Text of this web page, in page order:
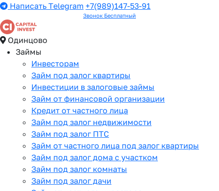
Написать Telegram +7(989)147-53-91
Звонок Бесплатный
Одинцово
Займы
Инвесторам
Займ под залог квартиры
Инвестиции в залоговые займы
Займ от финансовой организации
Кредит от частного лица
Займ под залог недвижимости
Займ под залог ПТС
Займ от частного лица под залог квартиры
Займ под залог дома с участком
Займ под залог комнаты
Займ под залог дачи